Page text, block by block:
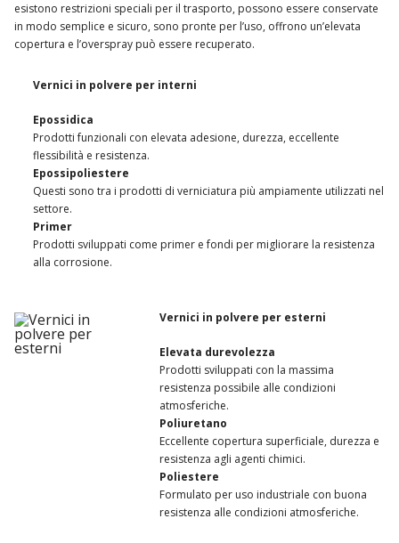
esistono restrizioni speciali per il trasporto, possono essere conservate
in modo semplice e sicuro, sono pronte per l’uso, offrono un’elevata
copertura e l’overspray può essere recuperato.
Vernici in polvere per interni
Epossidica
Prodotti funzionali con elevata adesione, durezza, eccellente
flessibilità e resistenza.
Epossipoliestere
Questi sono tra i prodotti di verniciatura più ampiamente utilizzati nel
settore.
Primer
Prodotti sviluppati come primer e fondi per migliorare la resistenza
alla corrosione.
Vernici in polvere per esterni
Elevata durevolezza
Prodotti sviluppati con la massima
resistenza possibile alle condizioni
atmosferiche.
Poliuretano
Eccellente copertura superficiale, durezza e
resistenza agli agenti chimici.
Poliestere
Formulato per uso industriale con buona
resistenza alle condizioni atmosferiche.